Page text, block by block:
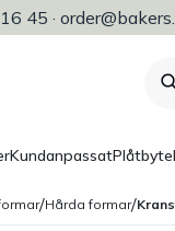
45 ·
konditori &
KundanpassatPlåtbyte
/Hårda formar/